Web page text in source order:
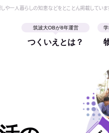
一人暮らしの知恵などをとことん掲載していま
筑波大OBが8年運営
つくいえとは？